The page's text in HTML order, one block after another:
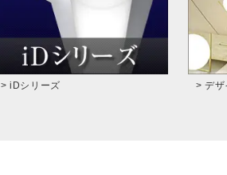
> iDシリーズ > デザ